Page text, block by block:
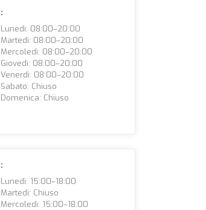
:
Lunedì: 08:00–20:00
Martedì: 08:00–20:00
Mercoledì: 08:00–20:00
Giovedì: 08:00–20:00
Venerdì: 08:00–20:00
Sabato: Chiuso
Domenica: Chiuso
:
Lunedì: 15:00–18:00
Martedì: Chiuso
Mercoledì: 15:00–18:00